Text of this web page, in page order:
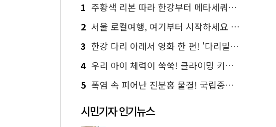
1 주황색 리본 따라 한강부터 메타세쿼이아 숲길까지…서울둘레길 15코스
2 서울 로컬여행, 여기부터 시작하세요 '서울에디션25'
3 한강 다리 아래서 영화 한 편! '다리밑 영화관' 무료 상영
4 우리 아이 체력이 쑥쑥! 클라이밍 키즈카페·어린이 체력장
5 폭염 속 피어난 진분홍 물결! 국립중앙박물관 배롱나무 명소
시민기자 인기뉴스